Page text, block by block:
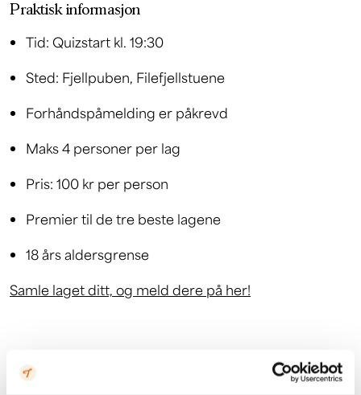
Praktisk informasjon
Tid: Quizstart kl. 19:30
Sted: Fjellpuben, Filefjellstuene
Forhåndspåmelding er påkrevd
Maks 4 personer per lag
Pris: 100 kr per person
Premier til de tre beste lagene
18 års aldersgrense
Samle laget ditt, og meld dere på her!